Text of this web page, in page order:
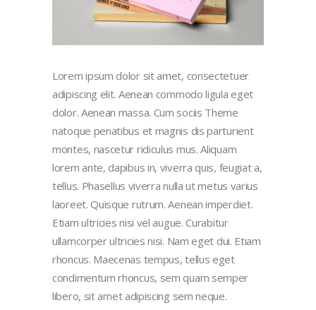
Lorem ipsum dolor sit amet, consectetuer
adipiscing elit. Aenean commodo ligula eget
dolor. Aenean massa. Cum sociis Theme
natoque penatibus et magnis dis parturient
montes, nascetur ridiculus mus. Aliquam
lorem ante, dapibus in, viverra quis, feugiat a,
tellus. Phasellus viverra nulla ut metus varius
laoreet. Quisque rutrum. Aenean imperdiet.
Etiam ultricies nisi vel augue. Curabitur
ullamcorper ultricies nisi. Nam eget dui. Etiam
rhoncus. Maecenas tempus, tellus eget
condimentum rhoncus, sem quam semper
libero, sit amet adipiscing sem neque.